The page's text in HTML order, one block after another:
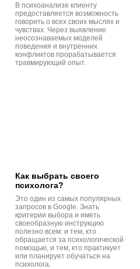
В психоанализе клиенту
предоставляется возможность
говорить о всех своих мыслях и
чувствах. Через выявление
неосознаваемых моделей
поведения и внутренних
конфликтов прорабатывается
травмирующий опыт.
Как выбрать своего
психолога?
Это один из самых популярных
запросов в Google. Знать
критерии выбора и иметь
своеобразную инструкцию
полезно всем: и тем, кто
обращается за психологической
помощью, и тем, кто практикует
или планирует обучаться на
психолога.